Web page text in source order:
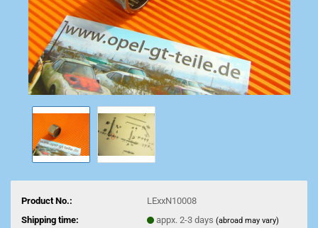
Product No.:
LExxN10008
Shipping time:
appx. 2-3 days (abroad may vary)